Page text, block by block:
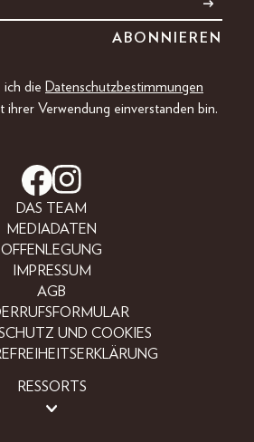
ich die Datenschutzbestimmungen
ihrer Verwendung einverstanden bin.
DAS TEAM
MEDIADATEN
OFFENLEGUNG
IMPRESSUM
AGB
UND COOKIES
RESSORTS